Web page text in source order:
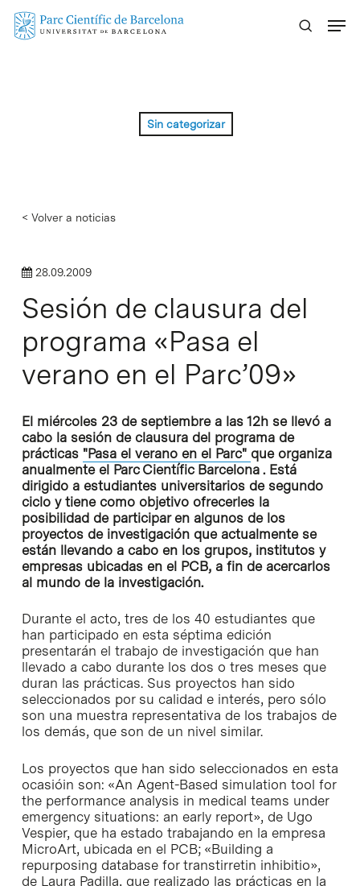
Skip
Sin categorizar
< Volver a noticias
28.09.2009
Sesión de clausura del
programa «Pasa el
verano en el Parc’09»
El miércoles 23 de septiembre a las 12h se llevó a
cabo la sesión de clausura del programa de
prácticas "Pasa el verano en el Parc" que organiza
anualmente el Parc Científic Barcelona . Está
dirigido a estudiantes universitarios de segundo
ciclo y tiene como objetivo ofrecerles la
posibilidad de participar en algunos de los
proyectos de investigación que actualmente se
están llevando a cabo en los grupos, institutos y
empresas ubicadas en el PCB, a fin de acercarlos
al mundo de la investigación.
Durante el acto, tres de los 40 estudiantes que
han participado en esta séptima edición
presentarán el trabajo de investigación que han
llevado a cabo durante los dos o tres meses que
duran las prácticas. Sus proyectos han sido
seleccionados por su calidad e interés, pero sólo
son una muestra representativa de los trabajos de
los demás, que son de un nivel similar.
Los proyectos que han sido seleccionados en esta
ocasióin son: «An Agent-Based simulation tool for
the performance analysis in medical teams under
emergency situations: an early report», de Ugo
Vespier, que ha estado trabajando en la empresa
MicroArt, ubicada en el PCB; «Building a
repurposing database for transtirretin inhibitio»,
de Laura Padilla, que realizado las prácticas en la